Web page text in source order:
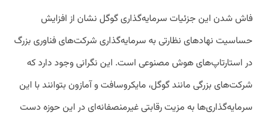
فاش شدن این جزئیات سرمایه‌گذاری گوگل نشان از افزایش
حساسیت نهادهای نظارتی به سرمایه‌گذاری شرکت‌های فناوری بزرگ
در استارتاپ‌های هوش مصنوعی است. این نگرانی وجود دارد که
شرکت‌های بزرگی مانند گوگل، مایکروسافت و آمازون بتوانند با این
سرمایه‌گذاری‌ها به مزیت رقابتی غیرمنصفانه‌ای در این حوزه دست